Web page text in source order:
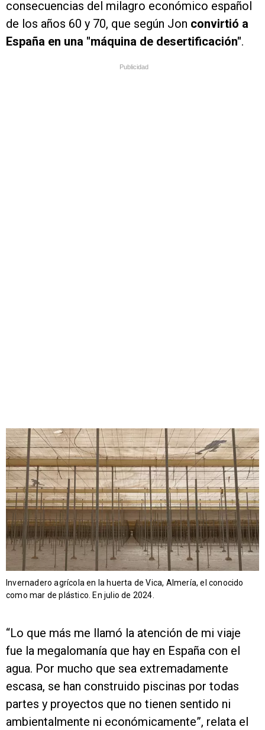
consecuencias del milagro económico español
de los años 60 y 70, que según Jon convirtió a
España en una "máquina de desertificación".
Publicidad
Invernadero agrícola en la huerta de Vica, Almería, el conocido
como mar de plástico. En julio de 2024.
“Lo que más me llamó la atención de mi viaje
fue la megalomanía que hay en España con el
agua. Por mucho que sea extremadamente
escasa, se han construido piscinas por todas
partes y proyectos que no tienen sentido ni
ambientalmente ni económicamente”, relata el